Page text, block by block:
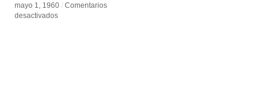
mayo 1, 1960 / Comentarios
desactivadosen
mayo 1, 1960 / Comentarios
desactivadosen